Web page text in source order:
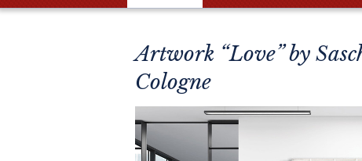
Artwork “Love” by
Cologne